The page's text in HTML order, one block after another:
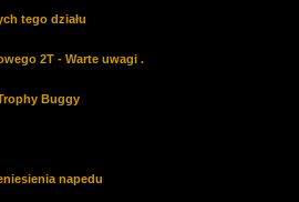
tego działu
2T - Warte uwagi .
Buggy
napedu